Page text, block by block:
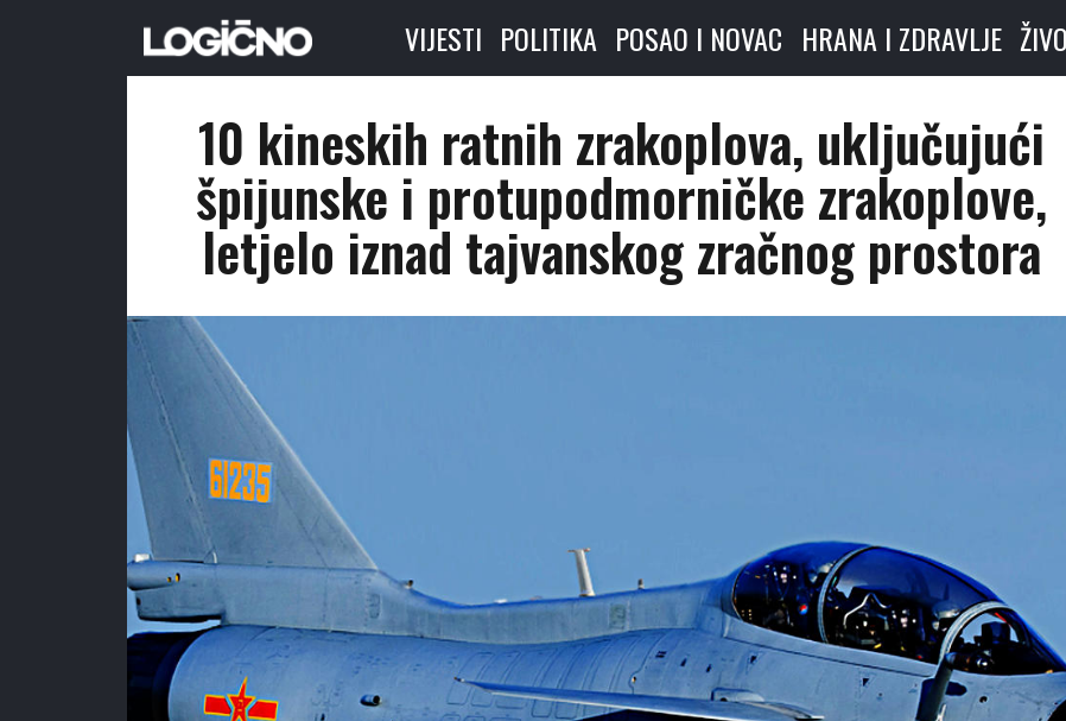
VIJESTI POLITIKA POSAO I NOVAC HRANA I ZDRAVLJE
10 kineskih ratnih zrakoplova, uključujući
špijunske i protupodmorničke zrakoplove,
letjelo iznad tajvanskog zračnog prostora